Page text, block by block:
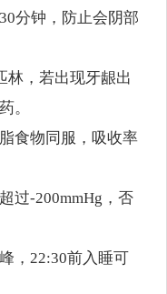
分钟，防止会阴部
林，若出现牙龈出
。
食物同服，吸收率
过-200mmHg，否
，22:30前入睡可